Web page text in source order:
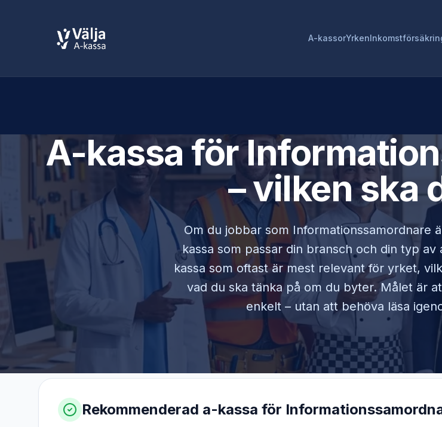
A-kassorYrken
A-kassa för
– vilken ska
Om du jobbar som Informationssamordnare
kassa som passar din bransch och din typ
kassa som oftast är mest relevant för yrket,
vad du ska tänka på om du byter. Målet är
enkelt – utan att behöva läsa
Rekommenderad a-kassa för